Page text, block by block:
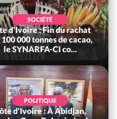
SOCIÉTÉ
d'Ivoire : Fin du rachat
100 000 tonnes de cacao,
le SYNARFA-CI co...
POLITIQUE
d'Ivoire : À Abidjan,